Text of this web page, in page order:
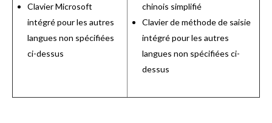
Clavier Microsoft
intégré pour les autres
langues non spécifiées
ci-dessus
chinois simplifié
Clavier de méthode de saisie
intégré pour les autres
langues non spécifiées ci-
dessus